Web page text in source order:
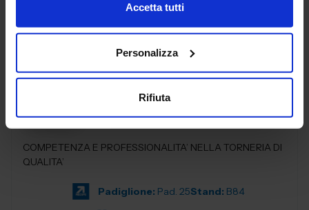
Accetta tutti
Personalizza
Rifiuta
Vai alla scheda
AFATAC SRL
SUBFORNITURA MECCANICA
COMPETENZA E PROFESSIONALITA’ NELLA TORNERIA DI
QUALITA’
Padiglione: Pad. 25Stand: B84